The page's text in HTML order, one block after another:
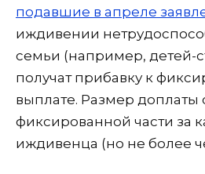
подавшие в апреле
иждивении
семьи (например, детей-
получат прибавку к
выплате. Размер доплаты
фиксированной части за
иждивенца (но не более